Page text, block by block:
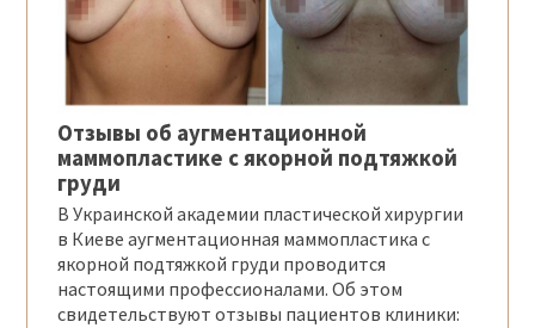
Отзывы об аугментационной
маммопластике с якорной подтяжкой
груди
В Украинской академии пластической хирургии
в Киеве аугментационная маммопластика с
якорной подтяжкой груди проводится
настоящими профессионалами. Об этом
свидетельствуют отзывы пациентов клиники: